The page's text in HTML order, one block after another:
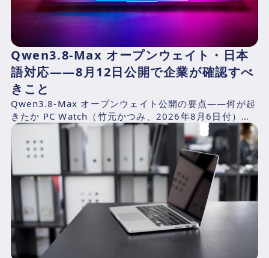
Qwen3.8-Max オープンウェイト・日本
語対応——8月12日公開で企業が確認すべ
きこと
Qwen3.8-Max オープンウェイト公開の要点——何が起
きたか PC Watch（竹元かつみ、2026年8月6日付）の
報道によれば、AlibabaのQwen...